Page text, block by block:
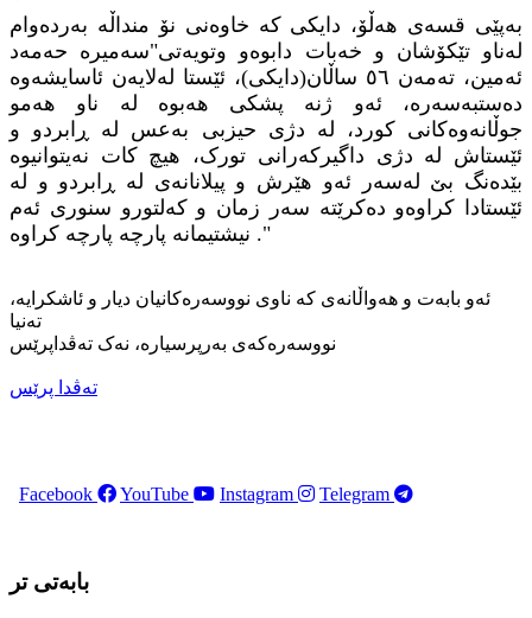
بەپێی قسەی هەڵۆ، دایكی كە خاوەنی نۆ منداڵە بەردەوام
لەناو تێکۆشان و خەبات دابوەو وتویەتی"سەمیرە حەمەد
ئەمین، تەمەن ٥٦ ساڵان(دایكی)، ئێستا لەلایەن ئاسایشەوە
دەستبەسەرە، ئەو ژنە پشکی هەبوە لە ناو هەمو
جوڵانەوەکانی کورد، لە دژی حیزبی بەعس لە ڕابردو و
ئێستاش لە دژی داگیرکەرانی تورک، هیچ کات نەیتوانیوە
بێدەنگ بێ لەسەر ئەو هێرش و پیلانانەی لە ڕابردو و لە
ئێستادا کراوەو دەکرێتە سەر زمان و کەلتورو سنوری ئەم
نیشتیمانە پارچە پارچە کراوە ."
ئەو بابەت و هەواڵانەی کە ناوی نووسەرەکانیان دیار و ئاشکرایە،
تەنیا
نووسەرەکەی بەرپرسیارە، نەک تەڤداپرێس
تەڤدا پرێس
Facebook YouTube Instagram Telegram
بابەتی تر